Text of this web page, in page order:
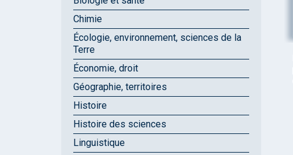
Chimie
Écologie, environnement, sciences de la
Terre
Économie, droit
Géographie, territoires
Histoire
Histoire des sciences
Linguistique